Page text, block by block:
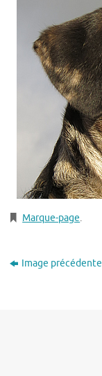
Marque-page.
Image précédente